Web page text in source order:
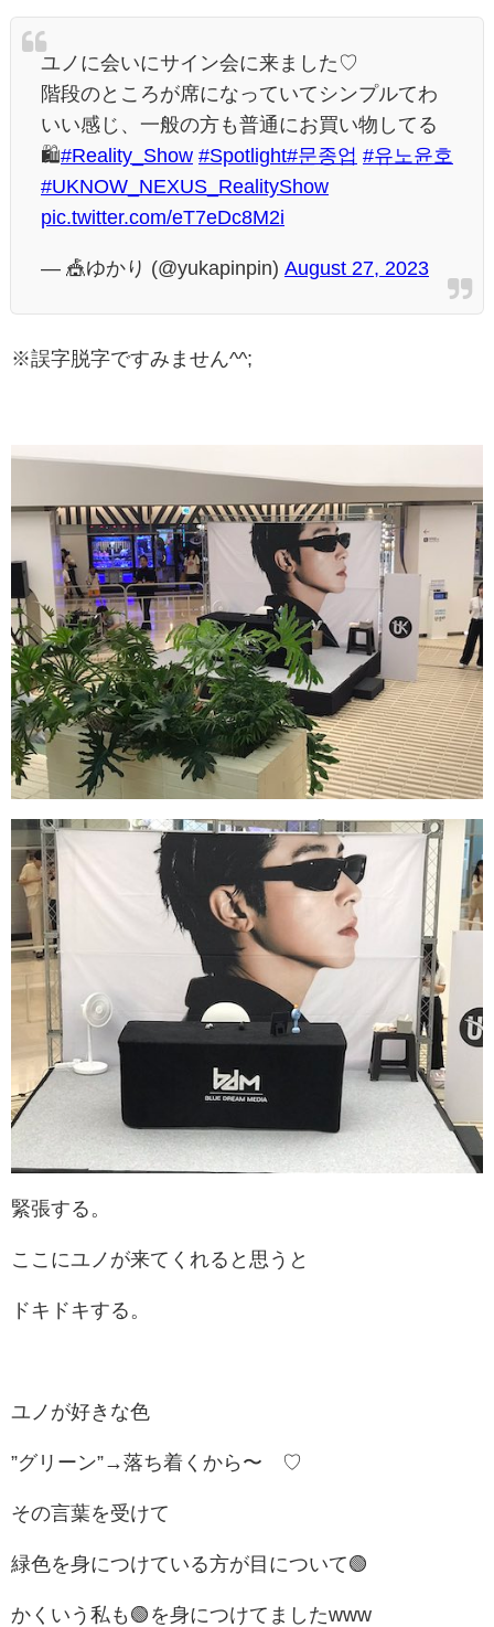
ユノに会いにサイン会に来ました♡
階段のところが席になっていてシンプルてわ
いい感じ、一般の方も普通にお買い物してる
🛍#Reality_Show #Spotlight#문종업 #유노윤호
#UKNOW_NEXUS_RealityShow
pic.twitter.com/eT7eDc8M2i
— 🎪ゆかり (@yukapinpin) August 27, 2023
※誤字脱字ですみません^^;
緊張する。
ここにユノが来てくれると思うと
ドキドキする。
ユノが好きな色
”グリーン”→落ち着くから〜 ♡
その言葉を受けて
緑色を身につけている方が目について🟢
かくいう私も🟢を身につけてましたwww